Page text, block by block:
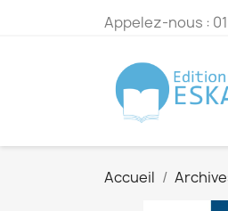
Appelez-nous :
Accueil